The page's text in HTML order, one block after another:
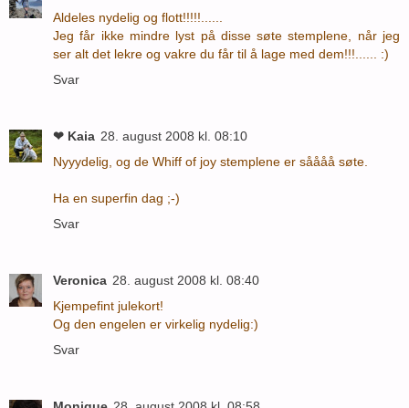
Aldeles nydelig og flott!!!!!......
Jeg får ikke mindre lyst på disse søte stemplene, når jeg
ser alt det lekre og vakre du får til å lage med dem!!!...... :)
Svar
❤ Kaia 28. august 2008 kl. 08:10
Nyyydelig, og de Whiff of joy stemplene er såååå søte.
Ha en superfin dag ;-)
Svar
Veronica 28. august 2008 kl. 08:40
Kjempefint julekort!
Og den engelen er virkelig nydelig:)
Svar